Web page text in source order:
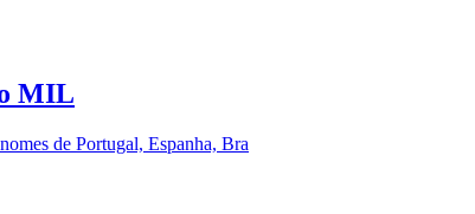
MIL
de Portugal, Espanha, Bra